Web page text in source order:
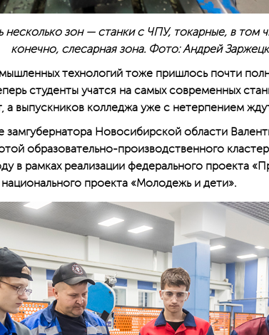
несколько зон — станки с ЧПУ, токарные, в том
конечно, слесарная зона. Фото: Андрей
технологий тоже пришлось почти
студенты учатся на самых современных
а выпускников колледжа уже с нетерпением
Новосибирской области
образовательно-производственного
в рамках реализации федерального проекта
проекта «Молодежь и дети».